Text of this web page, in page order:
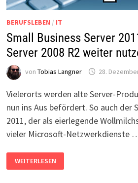
BERUFSLEBEN / IT
Small Business Server
Server 2008 R2 weiter
von Tobias Langner 28.
Vielerorts werden alte Server-
nun ins Aus befördert. So auch der
2011, der als eierlegende
vieler Microsoft-Netzwerkdienste
SMALL
BUSINESS
SERVER
WEITERLESEN